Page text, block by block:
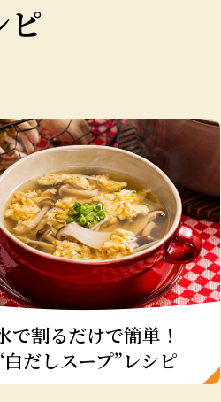
ピ
で割るだけで簡単！
白だしスープ”レシピ